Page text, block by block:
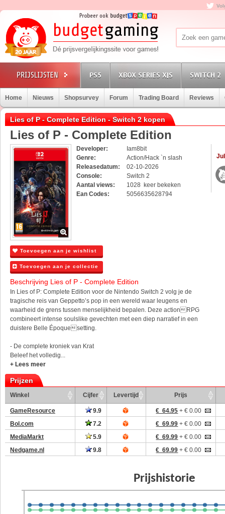
PS5 XBOX SERIES X|S SWITCH 2
Home Nieuws Shopsurvey Forum Trading Board Reviews
Lies of P - Complete Edition - Switch 2 kopen
Lies of P - Complete Edition
Developer:
Iam8bit
Genre:
Action/Hack `n slash
Releasedatum:
02-10-2026
Console:
Switch 2
Aantal views:
1028 keer bekeken
Ean Codes:
5056635628794
Toevoegen aan je wishlist
Toevoegen aan je collectie
Beschrijving Lies of P - Complete Edition
In Lies of P: Complete Edition voor de Nintendo Switch 2 volg je de
tragische reis van Geppetto’s pop in een wereld waar leugens en
waarheid de grens tussen menselijkheid bepalen. Deze actionRPG
combineert intense soulslike gevechten met een diep narratief in een
duistere Belle Époquesetting.
- De complete kroniek van Krat
Beleef het volledig...
+ Lees meer
Prijzen
Winkel Cijfer Levertijd Prijs
GameResource 9.9 € 64.95 + € 0.00
Bol.com
7.2 € 69.99 + € 0.00
MediaMarkt
5.9 € 69.99 + € 0.00
Nedgame.nl
9.8 € 69.99 + € 0.00